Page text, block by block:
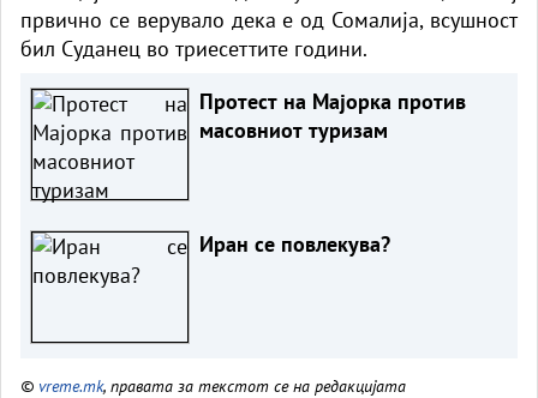
првично се верувало дека е од Сомалија, всушност
бил Суданец во триесеттите години.
Протест на Мајорка против
масовниот туризам
Иран се повлекува?
© vreme.mk, правата за текстот се на редакцијата